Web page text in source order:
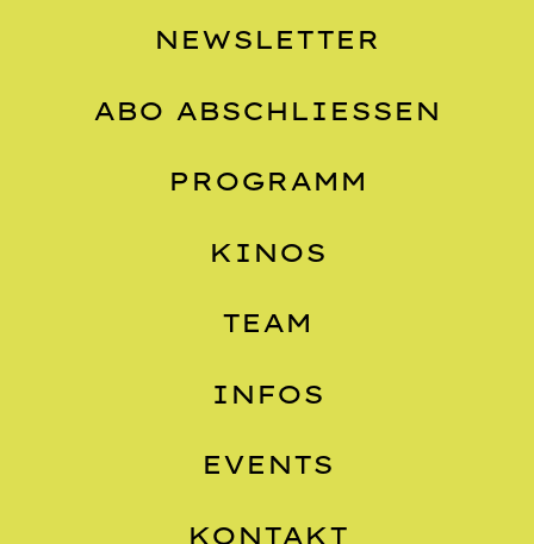
NEWSLETTER
ABO ABSCHLIESSEN
PROGRAMM
KINOS
TEAM
INFOS
EVENTS
KONTAKT